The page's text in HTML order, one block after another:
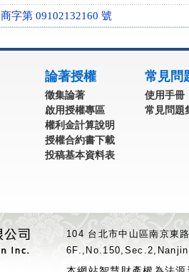
商字第 09102132160 號
論著授權
徵集論著
啟用授權專區
權利金計算說明
授權合約書下載
投稿基本資料表
常見問
使用手冊
常見問題
104 台北市中山區南京東